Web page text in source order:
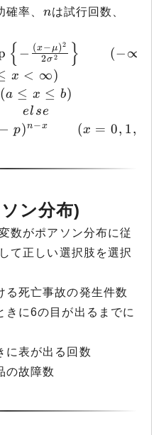
確率、 n
nは試行回数、
{ − 2σ2
(x− μ)2 } (−∞
\lambda t} (0 \leq
x < ∞)
(a ≤ x ≤ b)
el se
p^x (1-p)^{n-x}
− p)n−x (x = 0, 1,
ン分布)
数がポアソン分布に従
て正しい選択肢を選択
る死亡事故の発生件数
きに6の目が出るまでに
に表が出る回数
の故障数